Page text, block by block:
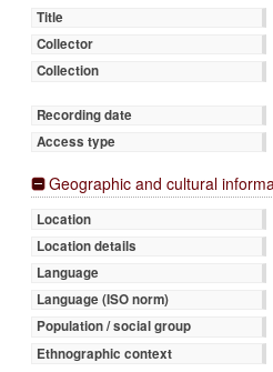
Title
Collector
Collection
Recording date
Access type
Geographic and cultural
Location
Location details
Language
Language (ISO norm)
Population / social group
Ethnographic context